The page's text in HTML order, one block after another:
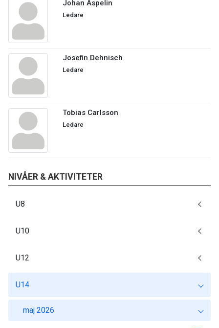
Johan Aspelin
Ledare
Josefin Dehnisch
Ledare
Tobias Carlsson
Ledare
NIVÅER & AKTIVITETER
U8
U10
U12
U14
maj 2026